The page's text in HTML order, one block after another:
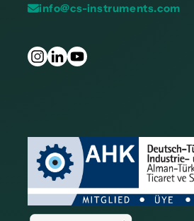
info@cs-instruments.com